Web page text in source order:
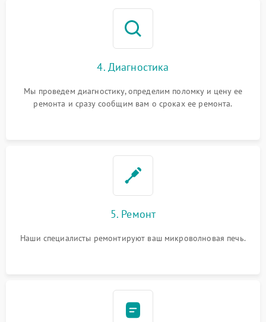
4. Диагностика
Мы проведем диагностику, определим поломку и цену ее
ремонта и сразу сообщим вам о сроках ее ремонта.
5. Ремонт
Наши специалисты ремонтируют ваш микроволновая печь.